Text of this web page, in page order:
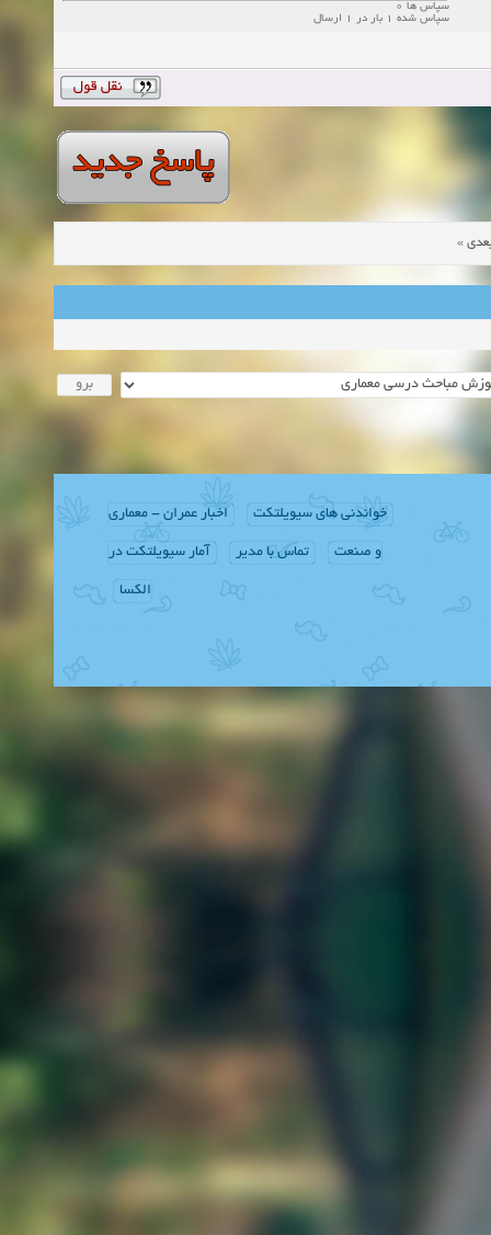
سپاس ها 0
سپاس شده 1 بار در 1 ارسال
»
خواندنی های سیویلتکت اخبار عمران - معماری
و صنعت تماس با مدیر آمار سیویلتکت در
الکسا